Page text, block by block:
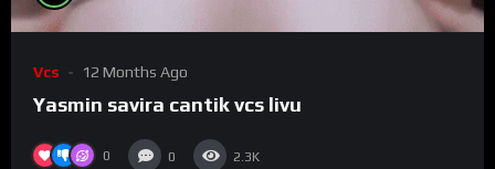
Vcs 12 Months Ago
Yasmin savira cantik vcs livu
0 0 2.3K